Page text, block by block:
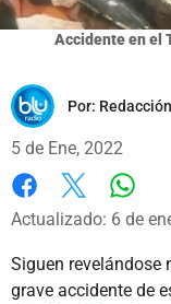
Accidente en el
Por:
5 de Ene, 2022
Facebook
X
Actualizado: 6 de
Siguen revelándose
grave accidente de